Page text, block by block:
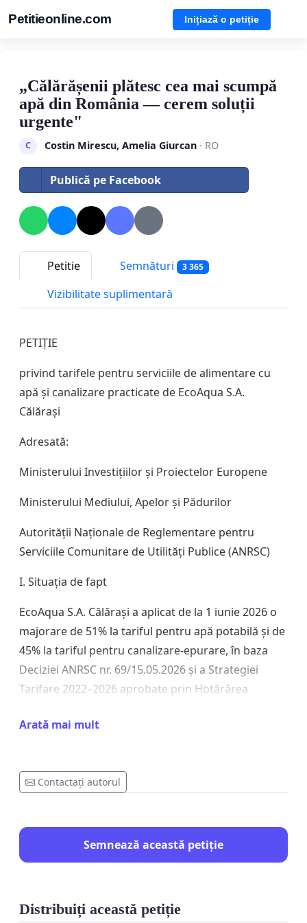
Petitieonline.com Inițiază o petiție
„Călărășenii plătesc cea mai scumpă
apă din România — cerem soluții
urgente"
C Costin Mirescu, Amelia Giurcan· RO
Publică pe Facebook
Petitie Semnături 3 365
Vizibilitate suplimentară
PETIȚIE
privind tarifele pentru serviciile de alimentare cu
apă și canalizare practicate de EcoAqua S.A.
Călărași
Adresată:
Ministerului Investițiilor și Proiectelor Europene
Ministerului Mediului, Apelor și Pădurilor
Autorității Naționale de Reglementare pentru
Serviciile Comunitare de Utilități Publice (ANRSC)
I. Situația de fapt
EcoAqua S.A. Călărași a aplicat de la 1 iunie 2026 o
majorare de 51% la tariful pentru apă potabilă și de
45% la tariful pentru canalizare-epurare, în baza
Deciziei ANRSC nr. 69/15.05.2026 și a Strategiei
Tarifare 2022–2026 aprobate prin Hotărârea
Intercomunitară „ECOAQUA Călărași" nr.
Tariful cumulat a ajuns la 23,23 lei/mc fără TVA —
cel mai mare dintre toți cei 42 de operatori
națională de aproximativ 16,5 lei/mc.
II. Contextul proiectului european
Comisia Europeană pentru accesarea finanțării
Arată mai mult
Contactați autorul
Semnează această petiție
Distribuiți această petiție